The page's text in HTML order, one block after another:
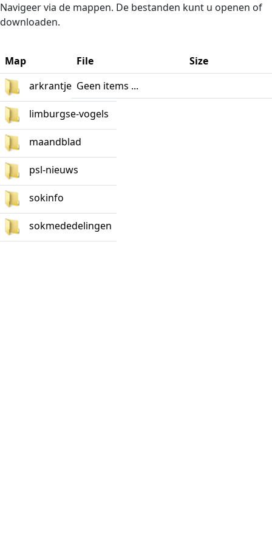
Naar de inhoud
Navigeer via de mappen. De bestanden kunt u openen of
downloaden.
Map
arkrantje
limburgse-vogels
maandblad
psl-nieuws
sokinfo
sokmededelingen
File
Size
Geen items ...